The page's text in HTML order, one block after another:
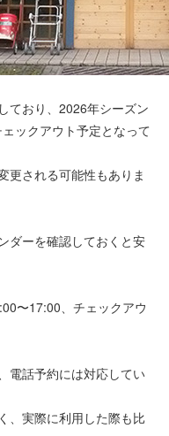
ており、2026年シーズン
ックアウト予定となって
更される可能性もありま
ダーを確認しておくと安
〜17:00、チェックアウ
電話予約には対応してい
、実際に利用した際も比